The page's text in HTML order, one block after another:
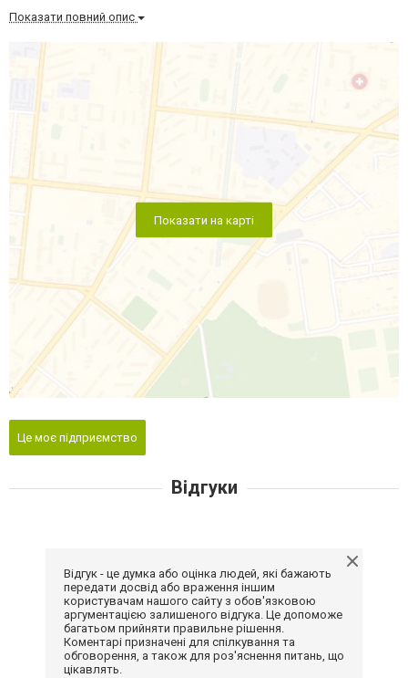
Показати повний опис
Показати на карті
Це моє підприємство
Відгуки
Відгук - це думка або оцінка людей, які бажають
передати досвід або враження іншим
користувачам нашого сайту з обов'язковою
аргументацією залишеного відгука. Це допоможе
багатьом прийняти правильне рішення.
Коментарі призначені для спілкування та
обговорення, а також для роз'яснення питань, що
цікавлять.